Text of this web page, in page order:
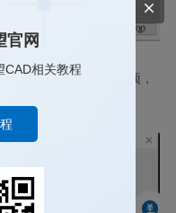
】窗口设置其中的选项，
官网
CAD相关教程